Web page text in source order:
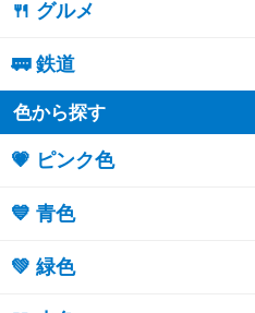
🍴 グルメ
🚃 鉄道
色から探す
💗 ピンク色
💙 青色
💚 緑色